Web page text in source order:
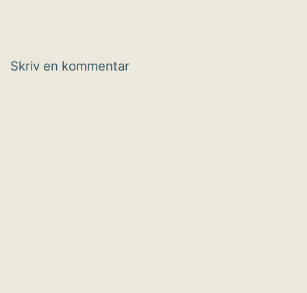
Skriv en kommentar